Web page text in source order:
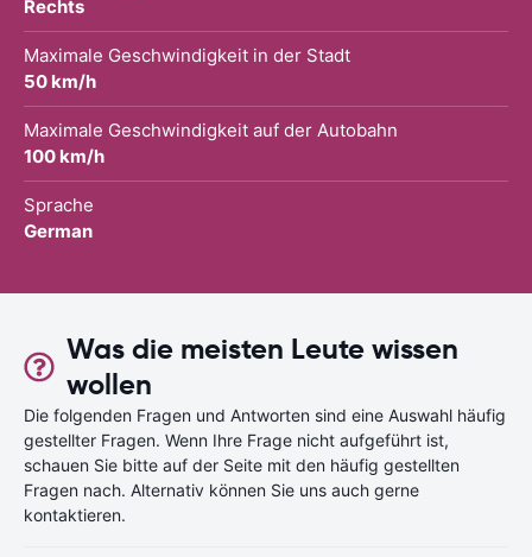
Rechts
Maximale Geschwindigkeit in der Stadt
50 km/h
Maximale Geschwindigkeit auf der Autobahn
100 km/h
Sprache
German
Was die meisten Leute wissen
wollen
Die folgenden Fragen und Antworten sind eine Auswahl häufig
gestellter Fragen. Wenn Ihre Frage nicht aufgeführt ist,
schauen Sie bitte auf der Seite mit den häufig gestellten
Fragen nach. Alternativ können Sie uns auch gerne
kontaktieren.